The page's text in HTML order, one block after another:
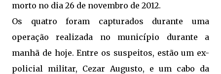
morto no dia 26 de novembro de 2012.
Os quatro foram capturados durante uma
operação realizada no município durante a
manhã de hoje. Entre os suspeitos, estão um ex-
policial militar, Cezar Augusto, e um cabo da